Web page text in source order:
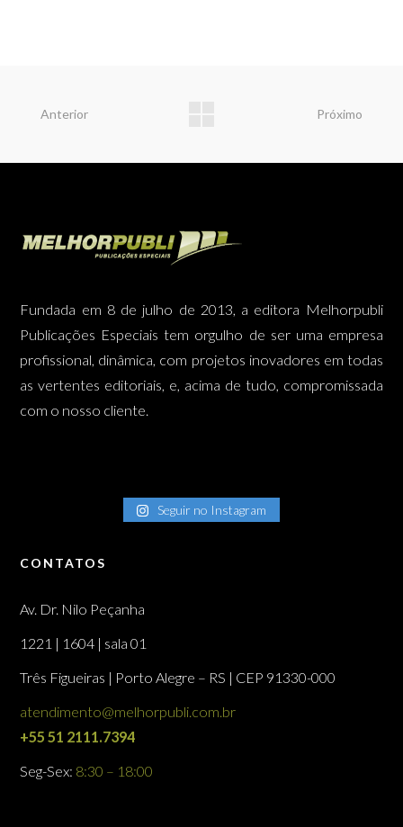
Anterior Próximo
Fundada em 8 de julho de 2013, a editora Melhorpubli
Publicações Especiais tem orgulho de ser uma empresa
profissional, dinâmica, com projetos inovadores em todas
as vertentes editoriais, e, acima de tudo, compromissada
com o nosso cliente.
Seguir no Instagram
CONTATOS
Av. Dr. Nilo Peçanha
1221 | 1604 | sala 01
Três Figueiras | Porto Alegre – RS | CEP 91330-000
atendimento@melhorpubli.com.br
+55 51 2111.7394
Seg-Sex: 8:30 – 18:00